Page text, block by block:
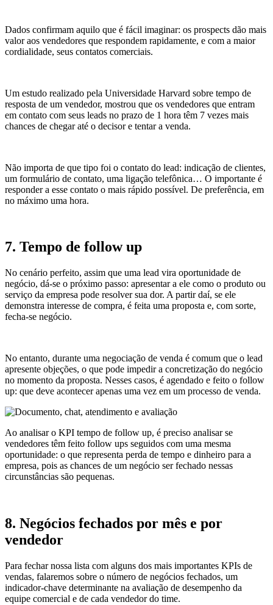
Dados confirmam aquilo que é fácil imaginar: os prospects dão mais
valor aos vendedores que respondem rapidamente, e com a maior
cordialidade, seus contatos comerciais.
Um estudo realizado pela Universidade Harvard sobre tempo de
resposta de um vendedor, mostrou que os vendedores que entram
em contato com seus leads no prazo de 1 hora têm 7 vezes mais
chances de chegar até o decisor e tentar a venda.
Não importa de que tipo foi o contato do lead: indicação de clientes,
um formulário de contato, uma ligação telefônica… O importante é
responder a esse contato o mais rápido possível. De preferência, em
no máximo uma hora.
7. Tempo de follow up
No cenário perfeito, assim que uma lead vira oportunidade de
negócio, dá-se o próximo passo: apresentar a ele como o produto ou
serviço da empresa pode resolver sua dor. A partir daí, se ele
demonstra interesse de compra, é feita uma proposta e, com sorte,
fecha-se negócio.
No entanto, durante uma negociação de venda é comum que o lead
apresente objeções, o que pode impedir a concretização do negócio
no momento da proposta. Nesses casos, é agendado e feito o follow
up: que deve acontecer apenas uma vez em um processo de venda.
Ao analisar o KPI tempo de follow up, é preciso analisar se
vendedores têm feito follow ups seguidos com uma mesma
oportunidade: o que representa perda de tempo e dinheiro para a
empresa, pois as chances de um negócio ser fechado nessas
circunstâncias são pequenas.
8. Negócios fechados por mês e por
vendedor
Para fechar nossa lista com alguns dos mais importantes KPIs de
vendas, falaremos sobre o número de negócios fechados, um
indicador-chave determinante na avaliação de desempenho da
equipe comercial e de cada vendedor do time.